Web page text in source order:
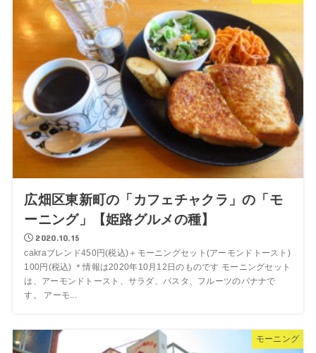
広畑区東新町の「カフェチャクラ」の「モ
ーニング」【姫路グルメの種】
2020.10.15
cakraブレンド450円(税込)＋モーニングセット(アーモンドトースト)
100円(税込) ＊情報は2020年10月12日のものです モーニングセット
は、アーモンドトースト、サラダ、パスタ、フルーツのバナナで
す。 アーモ...
モーニング